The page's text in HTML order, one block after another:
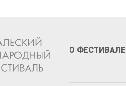
О ФЕСТИВАЛЕ